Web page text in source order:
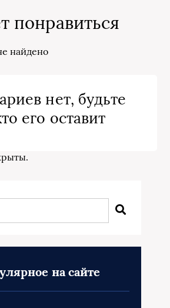
понравиться
найдено
нет, будьте
его оставит
на сайте